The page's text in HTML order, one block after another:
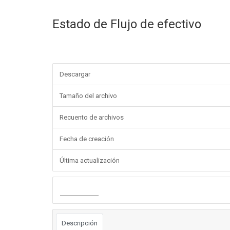
Estado de Flujo de efectivo
Descargar
Tamaño del archivo
Recuento de archivos
Fecha de creación
Última actualización
Descripción